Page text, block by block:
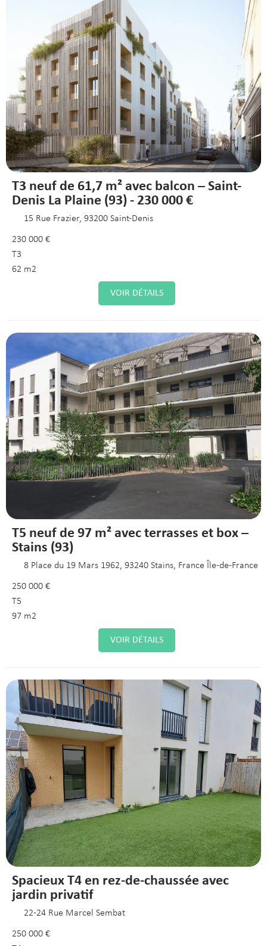
T3 neuf de 61,7 m² avec balcon – Saint-
Denis La Plaine (93) - 230 000 €
15 Rue Frazier, 93200 Saint-Denis
230 000 €
T3
62 m2
VOIR DÉTAILS
T5 neuf de 97 m² avec terrasses et box –
Stains (93)
8 Place du 19 Mars 1962, 93240 Stains, France Île-de-France
250 000 €
T5
97 m2
VOIR DÉTAILS
Spacieux T4 en rez-de-chaussée avec
jardin privatif
22-24 Rue Marcel Sembat
250 000 €